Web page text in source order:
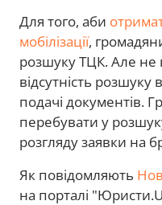
Для того, аби
мобілізації,
розшуку ТЦК. Але не
відсутність
подачі документів.
перебувати у
розгляду заявки на
Як повідомляють
на порталі